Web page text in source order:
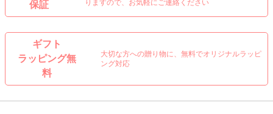
保証
りますので、お気軽にご連絡ください
ギフト
ラッピング無
料
大切な方への贈り物に、無料でオリジナルラッピ
ング対応